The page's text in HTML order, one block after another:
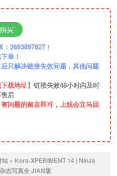
买
：2693897827 ！
单！
后只解决链接失效问题，其他问题
载地址】链接失效48小时内及时
后
问题的留言即可，上线会立马回
站 » Kora-XPERIMENT 14 | NinJa
志写真全 JIAN版